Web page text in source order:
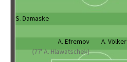
S. Damaske
A. Efremov
(77' A. Hlawatschek)
A. Völker